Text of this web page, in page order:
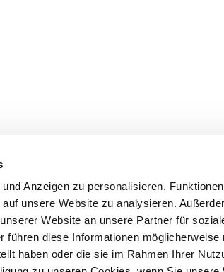
Anzeigen zu personalisieren,
unsere Website zu analysieren.
Website an unsere Partner für
führen diese Informationen möglicherweise
haben oder die sie im Rahmen Ihrer